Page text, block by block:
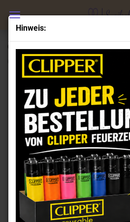
Hinweis:
Clipper Feuerzeuge Set Don't Look
(Art.Nr.:CL102071)